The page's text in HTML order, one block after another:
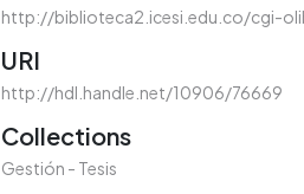
http://biblioteca2.icesi.edu.co/cgi-
URI
http://hdl.handle.net/10906/76669
Collections
Gestión - Tesis